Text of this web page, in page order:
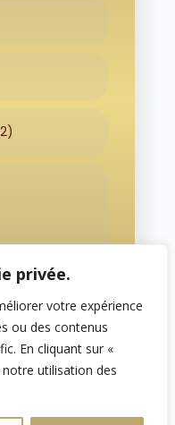
privée.
votre expérience
ou des contenus
En cliquant sur «
utilisation des
Envoi